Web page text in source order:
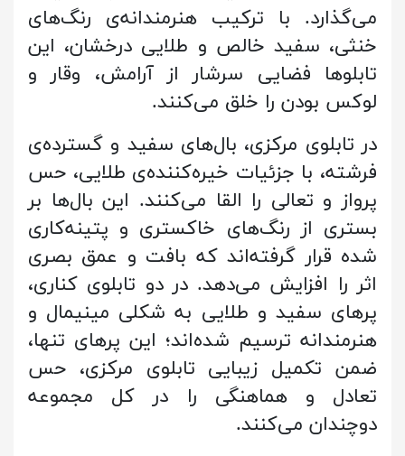
می‌گذارد. با ترکیب هنرمندانه‌ی رنگ‌های
خنثی، سفید خالص و طلایی درخشان، این
تابلوها فضایی سرشار از آرامش، وقار و
لوکس بودن را خلق می‌کنند.
در تابلوی مرکزی، بال‌های سفید و گسترده‌ی
فرشته، با جزئیات خیره‌کننده‌ی طلایی، حس
پرواز و تعالی را القا می‌کنند. این بال‌ها بر
بستری از رنگ‌های خاکستری و پتینه‌کاری
شده قرار گرفته‌اند که بافت و عمق بصری
اثر را افزایش می‌دهد. در دو تابلوی کناری،
پرهای سفید و طلایی به شکلی مینیمال و
هنرمندانه ترسیم شده‌اند؛ این پرهای تنها،
ضمن تکمیل زیبایی تابلوی مرکزی، حس
تعادل و هماهنگی را در کل مجموعه
دوچندان می‌کنند.